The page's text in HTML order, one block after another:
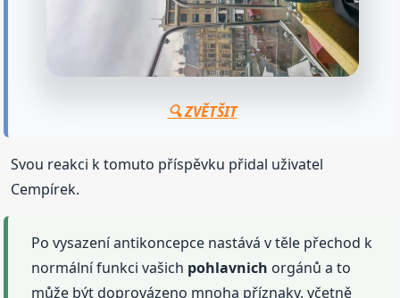
🔍 ZVĚTŠIT
Svou reakci k tomuto příspěvku přidal uživatel
Cempírek.
Po vysazení antikoncepce nastává v těle přechod k
normální funkci vašich pohlavnich orgánů a to
může být doprovázeno mnoha příznaky, včetně